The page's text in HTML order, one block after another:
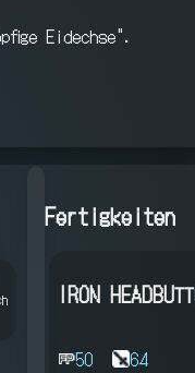
Eidechse".
Fertigkeiten
IRON HEADBUTT
50 64